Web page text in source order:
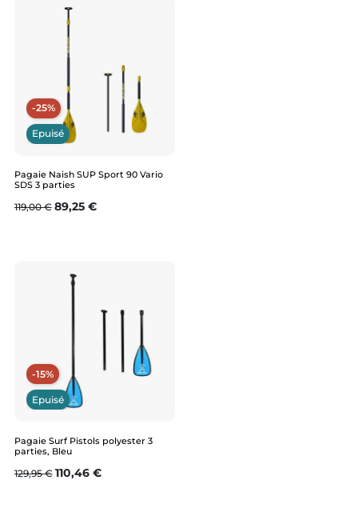
-25%
Epuisé
Pagaie Naish SUP Sport 90 Vario
SDS 3 parties
Prix de base
119,00 € Prix
89,25 €
-15%
Epuisé
Pagaie Surf Pistols polyester 3
parties, Bleu
Prix de base
129,95 € Prix
110,46 €